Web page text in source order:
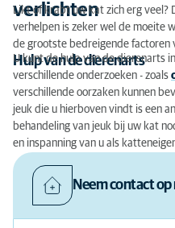
verlichten
Likt of krabt uw kat zich erg veel?
verhelpen is zeker wel de moeite
de grootste bedreigende factoren
Hulp van de dierenarts
U kunt de hulp van de dierenarts
verschillende onderzoeken - zoals
verschillende oorzaken kunnen
jeuk die u hierboven vindt is een
behandeling van jeuk bij uw kat
en inspanning van u als
Neem contact